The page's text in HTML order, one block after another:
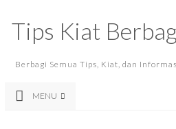
Tips Kiat
Berbagi Semua Tips, Kiat, dan
MENU